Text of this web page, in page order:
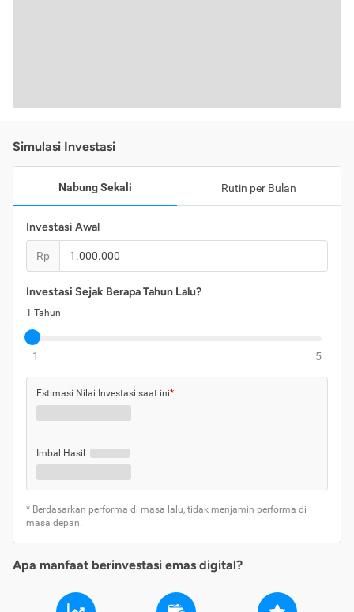
Simulasi Investasi
Nabung Sekali Rutin per Bulan
Investasi Awal
Rp
Investasi Sejak Berapa Tahun Lalu?
1 Tahun
1 5
Estimasi Nilai Investasi saat ini*
Imbal Hasil
* Berdasarkan performa di masa lalu, tidak menjamin performa di
masa depan.
Apa manfaat berinvestasi emas digital?